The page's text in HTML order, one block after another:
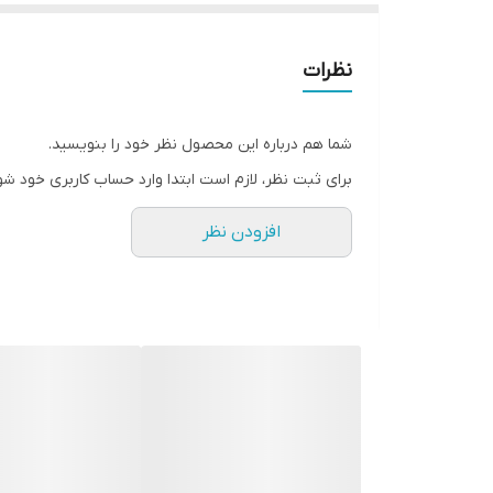
نظرات
شما هم درباره این محصول نظر خود را بنویسید.
برای ثبت نظر، لازم است ابتدا وارد حساب کاربری خود
افزودن نظر